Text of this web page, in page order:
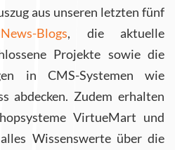
aus unseren letzten fünf
News-Blogs, die aktuelle
Projekte sowie die
in CMS-Systemen wie
abdecken. Zudem erhalten
VirtueMart und
Wissenswerte über die